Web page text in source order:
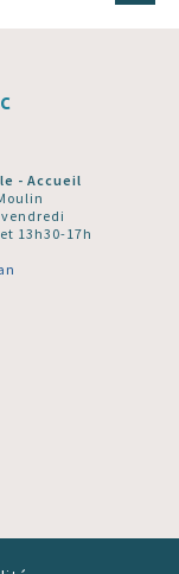
- Accueil
13h30-17h